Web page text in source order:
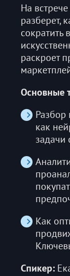
На
разберет,
раскроет
Основные
Разбор
как
задачи
Как
Спикер: